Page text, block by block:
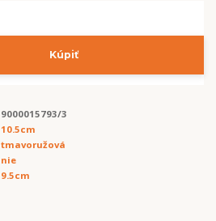
Kúpiť
9000015793/3
10.5cm
tmavoružová
nie
9.5cm